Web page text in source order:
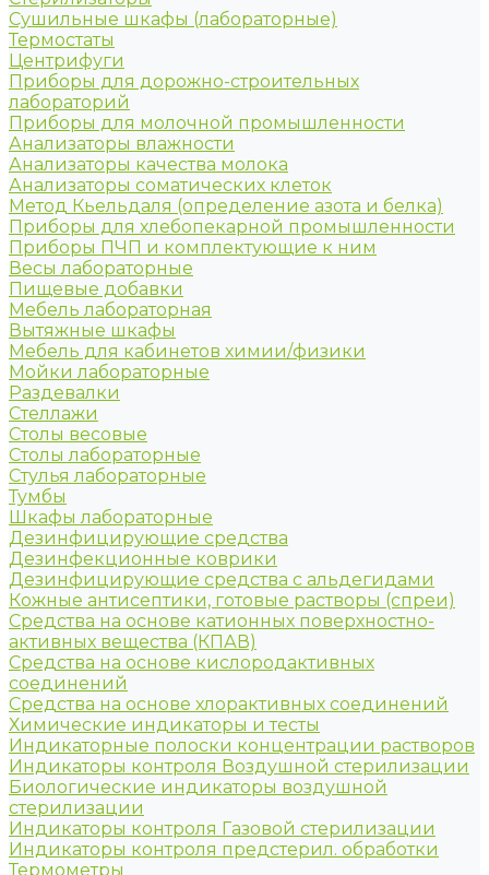
Сушильные шкафы (лабораторные)
Термостаты
Центрифуги
Приборы для дорожно-строительных
лабораторий
Приборы для молочной промышленности
Анализаторы влажности
Анализаторы качества молока
Анализаторы соматических клеток
Метод Кьельдаля (определение азота и белка)
Приборы для хлебопекарной промышленности
Приборы ПЧП и комплектующие к ним
Весы лабораторные
Пищевые добавки
Мебель лабораторная
Вытяжные шкафы
Мебель для кабинетов химии/физики
Мойки лабораторные
Раздевалки
Стеллажи
Столы весовые
Столы лабораторные
Стулья лабораторные
Тумбы
Шкафы лабораторные
Дезинфицирующие средства
Дезинфекционные коврики
Дезинфицирующие средства с альдегидами
Кожные антисептики, готовые растворы (спреи)
Средства на основе катионных поверхностно-
активных вещества (КПАВ)
Средства на основе кислородактивных
соединений
Средства на основе хлорактивных соединений
Химические индикаторы и тесты
Индикаторные полоски концентрации растворов
Индикаторы контроля Воздушной стерилизации
Биологические индикаторы воздушной
стерилизации
Индикаторы контроля Газовой стерилизации
Индикаторы контроля предстерил. обработки
Термометры